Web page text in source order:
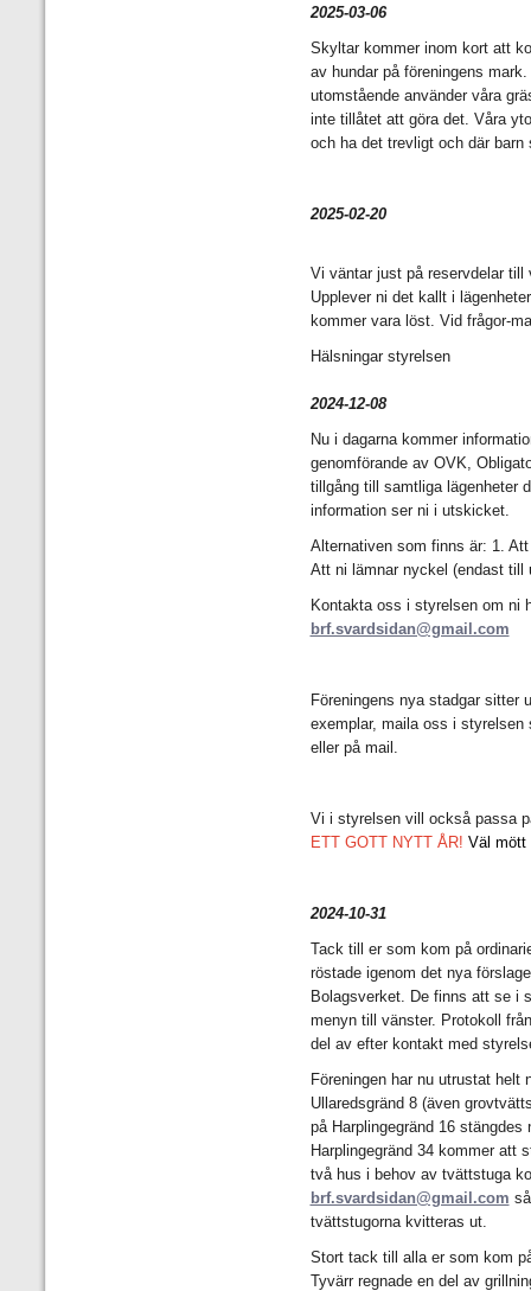
2025-03-06
Skyltar kommer inom kort att
av hundar på föreningens
utomstående använder våra
inte tillåtet att göra det. Våra
och ha det trevligt och där
2025-02-20
Vi väntar just på reservdelar till
Upplever ni det kallt i
kommer vara löst. Vid frågor-
Hälsningar styrelsen
2024-12-08
Nu i dagarna kommer
genomförande av OVK,
tillgång till samtliga lägenheter
information ser ni i utskicket.
Alternativen som finns är: 1.
Att ni lämnar nyckel (endast till
Kontakta oss i styrelsen om
brf.svardsidan@gmail.com
Föreningens nya stadgar sitter
exemplar, maila oss i styrelsen
eller på mail.
Vi i styrelsen vill också passa
ETT GOTT NYTT ÅR! Väl mött
2024-10-31
Tack till er som kom på
röstade igenom det nya
Bolagsverket. De finns att se i
menyn till vänster. Protokoll
del av efter kontakt med
Föreningen har nu utrustat helt
Ullaredsgränd 8 (även
på Harplingegränd 16
Harplingegränd 34 kommer att
två hus i behov av tvättstuga
brf.svardsidan@gmail.com
tvättstugorna kvitteras ut.
Stort tack till alla er som kom
Tyvärr regnade en del av